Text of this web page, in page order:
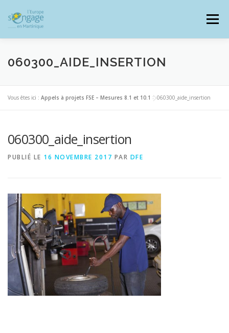
contenu
Menu
PROGRAMMES J’AI UN PROJET
JE SUIS BÉNÉFICIAIRE
SIGNALER UNE FRAUDE
060300_AIDE_INSERTION
Vous êtes ici : Appels à projets FSE – Mesures 8.1 et 10.1 >060300_aide_insertion
060300_aide_insertion
PUBLIÉ LE 16 NOVEMBRE 2017 PAR DFE